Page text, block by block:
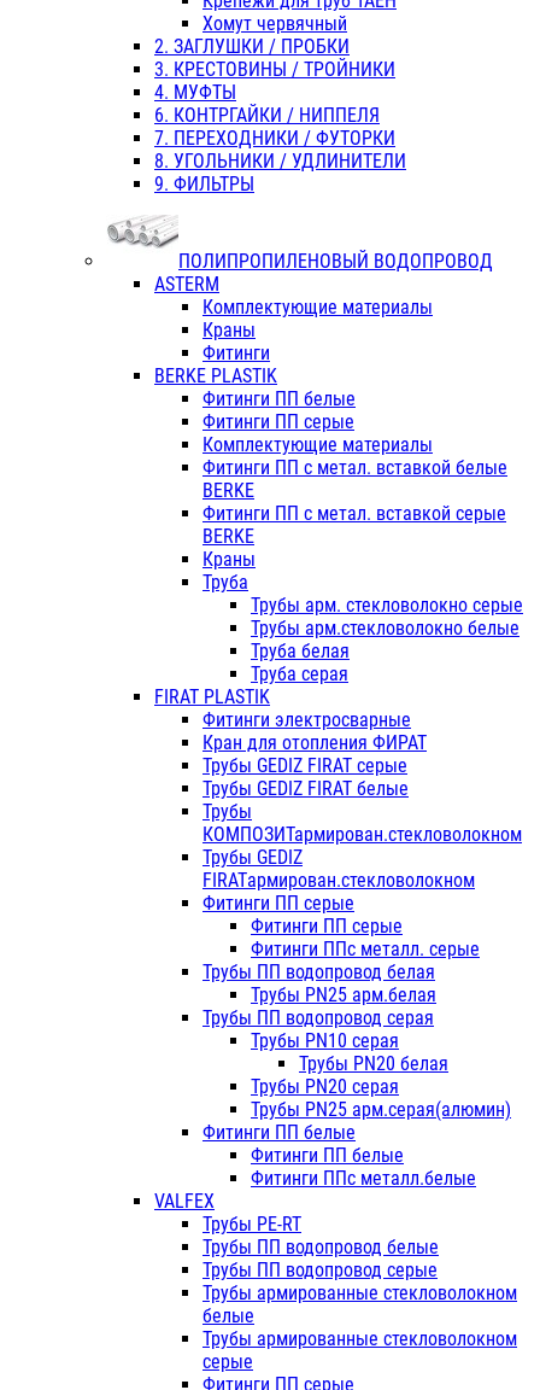
Хомут червячный
2. ЗАГЛУШКИ / ПРОБКИ
3. КРЕСТОВИНЫ / ТРОЙНИКИ
4. МУФТЫ
6. КОНТРГАЙКИ / НИППЕЛЯ
7. ПЕРЕХОДНИКИ / ФУТОРКИ
8. УГОЛЬНИКИ / УДЛИНИТЕЛИ
9. ФИЛЬТРЫ
ПОЛИПРОПИЛЕНОВЫЙ ВОДОПРОВОД
ASTERM
Комплектующие материалы
Краны
Фитинги
BERKE PLASTIK
Фитинги ПП белые
Фитинги ПП серые
Комплектующие материалы
Фитинги ПП с метал. вставкой белые
BERKE
Фитинги ПП с метал. вставкой серые
BERKE
Краны
Труба
Трубы арм. стекловолокно серые
Трубы арм.стекловолокно белые
Труба белая
Труба серая
FIRAT PLASTIK
Фитинги электросварные
Кран для отопления ФИРАТ
Трубы GEDIZ FIRAT серые
Трубы GEDIZ FIRAT белые
Трубы
КОМПОЗИТармирован.стекловолокном
Трубы GEDIZ
FIRATармирован.стекловолокном
Фитинги ПП серые
Фитинги ПП серые
Фитинги ППс металл. серые
Трубы ПП водопровод белая
Трубы PN25 арм.белая
Трубы ПП водопровод серая
Трубы PN10 серая
Трубы PN20 белая
Трубы PN20 серая
Трубы PN25 арм.серая(алюмин)
Фитинги ПП белые
Фитинги ПП белые
Фитинги ППс металл.белые
VALFEX
Трубы PE-RT
Трубы ПП водопровод белые
Трубы ПП водопровод серые
Трубы армированные стекловолокном
белые
Трубы армированные стекловолокном
серые
Фитинги ПП серые